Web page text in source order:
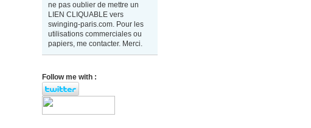
ne pas oublier de mettre un
LIEN CLIQUABLE vers
swinging-paris.com. Pour les
utilisations commerciales ou
papiers, me contacter. Merci.
Follow me with :